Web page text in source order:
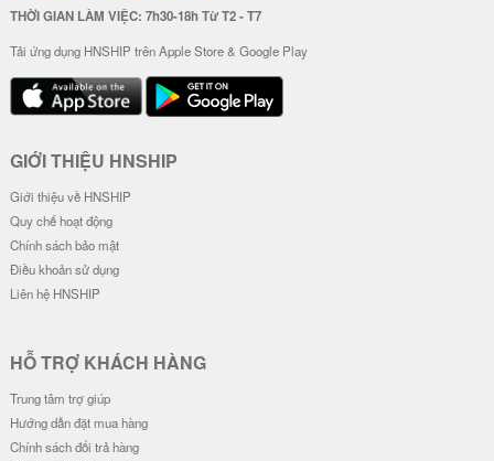
THỜI GIAN LÀM VIỆC: 7h30-18h Từ T2 - T7
Tải ứng dụng HNSHIP trên Apple Store & Google Play
GIỚI THIỆU HNSHIP
Giới thiệu về HNSHIP
Quy chế hoạt động
Chính sách bảo mật
Điều khoản sử dụng
Liên hệ HNSHIP
HỖ TRỢ KHÁCH HÀNG
Trung tâm trợ giúp
Hướng dẫn đặt mua hàng
Chính sách đổi trả hàng